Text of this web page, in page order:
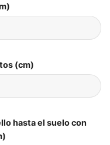
(cm)
hasta el suelo con